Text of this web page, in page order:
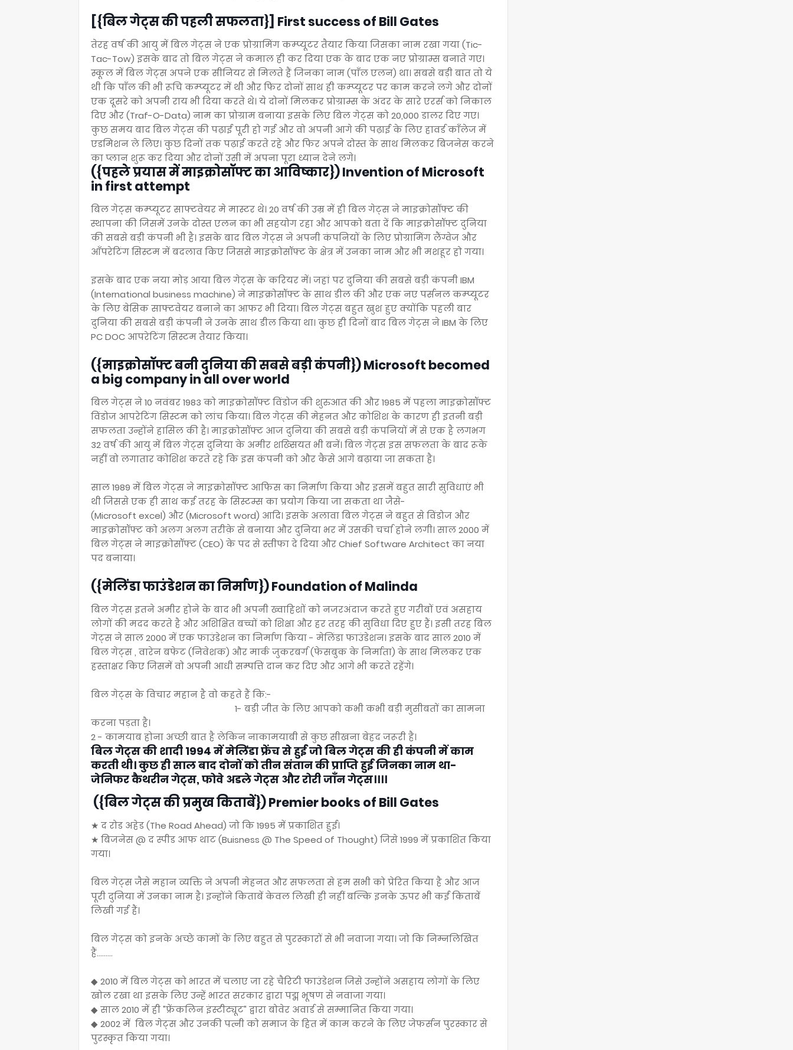
[{बिल गेट्स की पहली सफलता}] First success of Bill Gates
तेरह वर्ष की आयु में बिल गेट्स ने एक प्रोग्रामिंग कम्प्यूटर तैयार किया जिसका नाम रखा गया (Tic-
Tac-Tow) इसके बाद तो बिल गेट्स ने कमाल ही कर दिया एक के बाद एक नए प्रोग्राम्स बनाते गए।
स्कूल में बिल गेट्स अपने एक सीनियर से मिलते हैं जिनका नाम (पाँल एलन) था। सबसे बड़ी बात तो ये
थी कि पाँल की भी रूचि कम्प्यूटर में थी और फिर दोनों साथ ही कम्प्यूटर पर काम करने लगे और दोनों
एक दूसरे को अपनी राय भी दिया करते थे। ये दोनों मिलकर प्रोग्राम्स के अंदर के सारे एरर्स को निकाल
दिए और (Traf-O-Data) नाम का प्रोग्राम बनाया इसके लिए बिल गेट्स को 20,000 डालर दिए गए।
कुछ समय बाद बिल गेट्स की पढ़ाई पूरी हो गई और वो अपनी आगे की पढ़ाई के लिए हावर्ड काँलेज में
एडमिशन ले लिए। कुछ दिनों तक पढ़ाई करते रहे और फिर अपने दोस्त के साथ मिलकर बिजनेस करने
का प्लान शुरू कर दिया और दोनों उसी में अपना पूरा ध्यान देने लगे।
({पहले प्रयास में माइक्रोसॉफ्ट का आविष्कार}) Invention of Microsoft
in first attempt
बिल गेट्स कम्प्यूटर साफ्टवेयर मे मास्टर थे। 20 वर्ष की उम्र में ही बिल गेट्स ने माइक्रोसॉफ्ट की
स्थापना की जिसमें उनके दोस्त एलन का भी सहयोग रहा और आपको बता दें कि माइक्रोसॉफ्ट दुनिया
की सबसे बड़ी कंपनी भी है। इसके बाद बिल गेट्स ने अपनी कंपनियों के लिए प्रोग्रामिंग लैंग्वेज और
आँपरेटिंग सिस्टम में बदलाव किए जिससे माइक्रोसॉफ्ट के क्षेत्र में उनका नाम और भी मशहूर हो गया।
इसके बाद एक नया मोड़ आया बिल गेट्स के करियर में। जहां पर दुनिया की सबसे बड़ी कंपनी IBM
(International business machine) ने माइक्रोसॉफ्ट के साथ डील की और एक नए पर्सनल कम्प्यूटर
के लिए बेसिक साफ्टवेयर बनाने का आफर भी दिया। बिल गेट्स बहुत खुश हुए क्योंकि पहली बार
दुनिया की सबसे बड़ी कंपनी ने उनके साथ डील किया था। कुछ ही दिनों बाद बिल गेट्स ने IBM के लिए
PC DOC आपरेटिंग सिस्टम तैयार किया।
({माइक्रोसॉफ्ट बनी दुनिया की सबसे बड़ी कंपनी}) Microsoft becomed
a big company in all over world
बिल गेट्स ने 10 नवंबर 1983 को माइक्रोसॉफ्ट विंडोज की शुरुआत की और 1985 में पहला माइक्रोसॉफ्ट
विंडोज आपरेटिंग सिस्टम को लांच किया। बिल गेट्स की मेहनत और कोशिश के कारण ही इतनी बड़ी
सफलता उन्होंने हासिल की है। माइक्रोसॉफ्ट आज दुनिया की सबसे बड़ी कंपनियों में से एक है लगभग
32 वर्ष की आयु में बिल गेट्स दुनिया के अमीर शख्सियत भी बनें। बिल गेट्स इस सफलता के बाद रूके
नहीं वो लगातार कोशिश करते रहे कि इस कंपनी को और कैसे आगे बढ़ाया जा सकता है।
साल 1989 में बिल गेट्स ने माइक्रोसॉफ्ट आफिस का निर्माण किया और इसमें बहुत सारी सुविधाएं भी
थी जिससे एक ही साथ कई तरह के सिस्टम्स का प्रयोग किया जा सकता था जैसे-
(Microsoft excel) और (Microsoft word) आदि। इसके अलावा बिल गेट्स ने बहुत से विंडोज और
माइक्रोसॉफ्ट को अलग अलग तरीक़े से बनाया और दुनिया भर में उसकी चर्चा होने लगी। साल 2000 में
बिल गेट्स ने माइक्रोसॉफ्ट (CEO) के पद से स्तीफा दे दिया और Chief Software Architect का नया
पद बनाया।
({मेलिंडा फाउंडेशन का निर्माण}) Foundation of Malinda
बिल गेट्स इतने अमीर होने के बाद भी अपनी ख्वाहिशों को नजरअंदाज करते हुए गरीबों एवं असहाय
लोगों की मदद करते है और अशिक्षित बच्चों को शिक्षा और हर तरह की सुविधा दिए हुए हैं। इसी तरह बिल
गेट्स ने साल 2000 में एक फाउंडेशन का निर्माण किया - मेलिंडा फाउंडेशन। इसके बाद साल 2010 में
बिल गेट्स , वारेन बफेट (निवेशक) और मार्क जुकरबर्ग (फेसबुक के निर्माता) के साथ मिलकर एक
हस्ताक्षर किए जिसमें वो अपनी आधी सम्पत्ति दान कर दिए और आगे भी करते रहेंगे।
बिल गेट्स के विचार महान है वो कहते हैं कि:-
1- बड़ी जीत के लिए आपको कभी कभी बड़ी मुसीबतों का सामना
करना पड़ता है।
2 - कामयाब होना अच्छी बात है लेकिन नाकामयाबी से कुछ सीखना बेहद जरूरी है।
बिल गेट्स की शादी 1994 में मेलिंडा फ्रेंच से हुई जो बिल गेट्स की ही कंपनी में काम
करती थी। कुछ ही साल बाद दोनों को तीन संतान की प्राप्ति हुई जिनका नाम था-
जेनिफर कैथरीन गेट्स, फोवे अडले गेट्स और रोरी जाँन गेट्स।।।।
({बिल गेट्स की प्रमुख किताबें}) Premier books of Bill Gates
★ द रोड अहेड (The Road Ahead) जो कि 1995 में प्रकाशित हुई।
★ बिजनेस @ द स्पीड आफ थाट (Buisness @ The Speed of Thought) जिसे 1999 में प्रकाशित किया
गया।
बिल गेट्स जैसे महान व्यक्ति ने अपनी मेहनत और सफलता से हम सभी को प्रेरित किया है और आज
पूरी दुनिया में उनका नाम है। इन्होंने किताबें केवल लिखी ही नहीं बल्कि इनके ऊपर भी कई किताबें
लिखी गई हैं।
बिल गेट्स को इनके अच्छे कामों के लिए बहुत से पुरस्कारों से भी नवाजा गया। जो कि निम्नलिखित
हैं.........
◆ 2010 में बिल गेट्स को भारत में चलाए जा रहे चैरिटी फाउंडेशन जिसे उन्होंने असहाय लोगों के लिए
खोल रखा था इसके लिए उन्हें भारत सरकार द्वारा पद्म भूषण से नवाजा गया।
◆ साल 2010 में ही "फ्रेंकलिन इंस्टीट्यूट" द्वारा बोवेर अवार्ड से सम्मानित किया गया।
◆ 2002 में बिल गेट्स और उनकी पत्नी को समाज के हित में काम करने के लिए जेफर्सन पुरस्कार से
पुरस्कृत किया गया।